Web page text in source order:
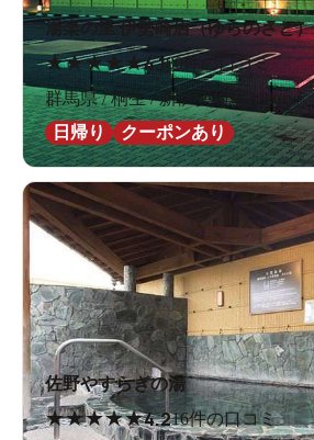
湯楽の里 伊勢崎店（ゆらのさと）
★★★★★4.180件の口コミ
群馬県 / 桐生 / 新伊勢崎駅2.8km
日帰り
クーポンあり
佐野やすらぎの湯
★★★★★4.216件の口コミ